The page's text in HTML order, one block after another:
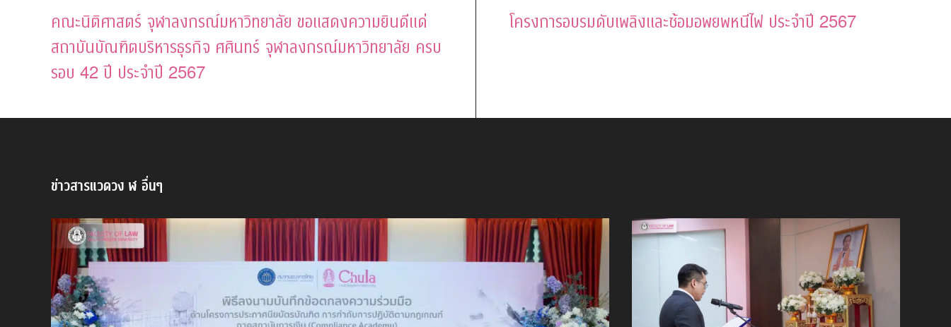
คณะนิติศาสตร์ จุฬาลงกรณ์มหาวิทยาลัย ขอแสดงความยินดีแด่
สถาบันบัณฑิตบริหารธุรกิจ ศศินทร์ จุฬาลงกรณ์มหาวิทยาลัย ครบ
รอบ 42 ปี ประจำปี 2567
โครงการอบรมดับเพลิงและซ้อมอพยพหนีไฟ ประจำปี 2567
ข่าวสารแวดวง ฬ อื่นๆ